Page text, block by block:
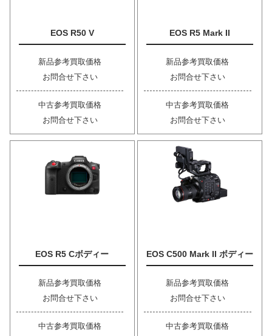
EOS R50 V
新品参考買取価格
お問合せ下さい
中古参考買取価格
お問合せ下さい
EOS R5 Mark II
新品参考買取価格
お問合せ下さい
中古参考買取価格
お問合せ下さい
EOS R5 Cボディー
新品参考買取価格
お問合せ下さい
中古参考買取価格
EOS C500 Mark II ボディー
新品参考買取価格
お問合せ下さい
中古参考買取価格